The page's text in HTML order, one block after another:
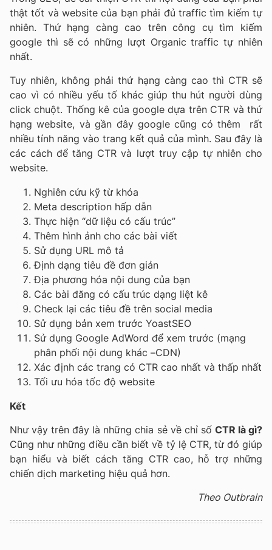
thật tốt và website của bạn phải đủ traffic tìm kiếm tự
nhiên. Thứ hạng càng cao trên công cụ tìm kiếm
google thì sẽ có những lượt Organic traffic tự nhiên
nhất.
Tuy nhiên, không phải thứ hạng càng cao thì CTR sẽ
cao vì có nhiều yếu tố khác giúp thu hút người dùng
click chuột. Thống kê của google dựa trên CTR và thứ
hạng website, và gần đây google cũng có thêm rất
nhiều tính năng vào trang kết quả của mình. Sau đây là
các cách để tăng CTR và lượt truy cập tự nhiên cho
website.
Nghiên cứu kỹ từ khóa
Meta description hấp dẫn
Thực hiện “dữ liệu có cấu trúc”
Thêm hình ảnh cho các bài viết
Sử dụng URL mô tả
Định dạng tiêu đề đơn giản
Địa phương hóa nội dung của bạn
Các bài đăng có cấu trúc dạng liệt kê
Check lại các tiêu đề trên social media
Sử dụng bản xem trước YoastSEO
Sử dụng Google AdWord để xem trước (mạng
phân phối nội dung khác –CDN)
Xác định các trang có CTR cao nhất và thấp nhất
Tối ưu hóa tốc độ website
Kết
Như vậy trên đây là những chia sẻ về chỉ số CTR là gì?
Cũng như những điều cần biết về tỷ lệ CTR, từ đó giúp
bạn hiểu và biết cách tăng CTR cao, hỗ trợ những
chiến dịch marketing hiệu quả hơn.
Theo Outbrain